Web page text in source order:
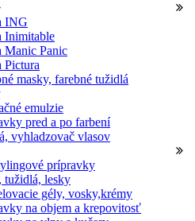
ING
Inimitable
Manic Panic
Pictura
masky, farebné tužidlá
emulzie
pred a po farbení
vyhladzovač vlasov
prípravky
tužidlá, lesky
gély, vosky,krémy
na objem a krepovitosť